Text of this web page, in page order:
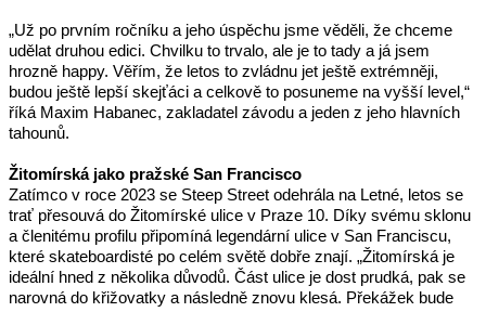
„Už po prvním ročníku a jeho úspěchu jsme věděli, že chceme
udělat druhou edici. Chvilku to trvalo, ale je to tady a já jsem
hrozně happy. Věřím, že letos to zvládnu jet ještě extrémněji,
budou ještě lepší skejťáci a celkově to posuneme na vyšší level,“
říká Maxim Habanec, zakladatel závodu a jeden z jeho hlavních
tahounů.
Žitomírská jako pražské San Francisco
Zatímco v roce 2023 se Steep Street odehrála na Letné, letos se
trať přesouvá do Žitomírské ulice v Praze 10. Díky svému sklonu
a členitému profilu připomíná legendární ulice v San Franciscu,
které skateboardisté po celém světě dobře znají. „Žitomírská je
ideální hned z několika důvodů. Část ulice je dost prudká, pak se
narovná do křižovatky a následně znovu klesá. Překážek bude